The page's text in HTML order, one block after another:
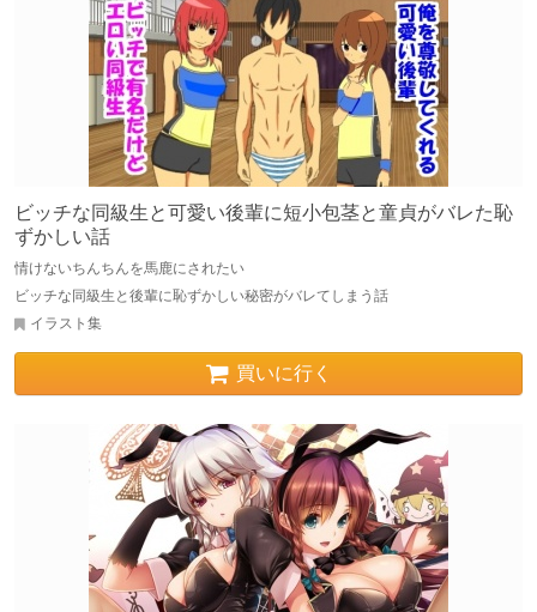
ビッチな同級生と可愛い後輩に短小包茎と童貞がバレた恥
ずかしい話
情けないちんちんを馬鹿にされたい
ビッチな同級生と後輩に恥ずかしい秘密がバレてしまう話
イラスト集
買いに行く